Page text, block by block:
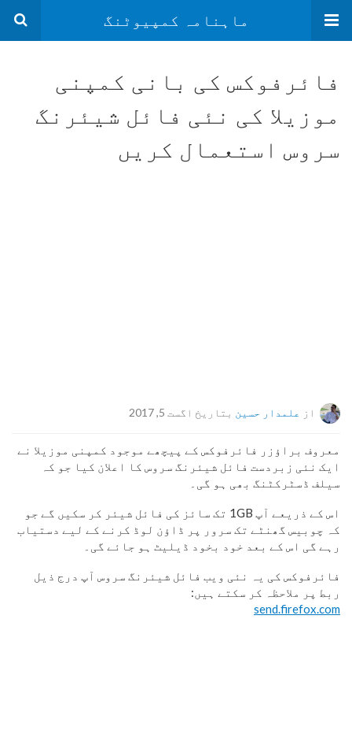
ماہنامہ کمپیوٹنگ
فائرفوکس کی بانی کمپنی
موزیلا کی نئی فائل شیئرنگ
سروس استعمال کریں
از علمدار حسین بتاریخ اگست 5, 2017
معروف براؤزر فائرفوکس کے پیچھے موجود کمپنی موزیلا نے
ایک نئی زبردست فائل شیئرنگ سروس کا اعلان کیا جو کہ
سیلف ڈسٹرکٹنگ بھی ہو گی۔
اس کے ذریعے آپ 1GB تک سائز کی فائل شیئر کر سکیں گے جو
کہ چوبیس گھنٹے تک سرور پر ڈاؤن لوڈ کرنے کے لیے دستیاب
رہے گی اس کے بعد خود بخود ڈیلیٹ ہو جائے گی۔
فائرفوکس کی یہ نئی ویب فائل شیئرنگ سروس آپ درج ذیل
ربط پر ملاحظہ کر سکتے ہیں:
send.firefox.com